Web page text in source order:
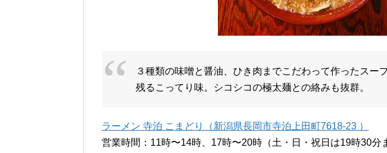
３種類の味噌と醤油、ひき肉までこだわって作ったスー
残るこってり味。シコシコの極太麺との絡みも抜群。
ラーメン 寺泊 こまどり（新潟県長岡市寺泊上田町7618-23 ）
営業時間：11時〜14時、17時〜20時（土・日・祝日は19時30分